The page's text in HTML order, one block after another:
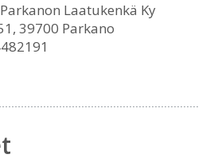
Parkanon Laatukenkä Ky
39700 Parkano